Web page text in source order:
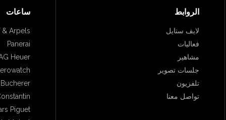
الروابط
لايف ستايل
فعاليات
مشاهير
جلسات تصوير
تلفزيون
تواصل معنا
ساعات
& Arpels
Panerai
Heuer
Bucherer
Piguet